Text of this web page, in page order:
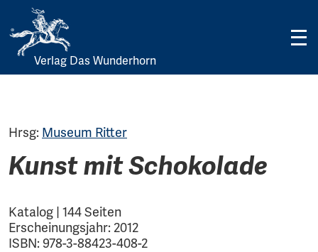
Skip
Verlag Das Wunderhorn
Hrsg: Museum Ritter
Kunst mit Schokolade
Katalog | 144 Seiten
Erscheinungsjahr: 2012
ISBN: 978-3-88423-408-2